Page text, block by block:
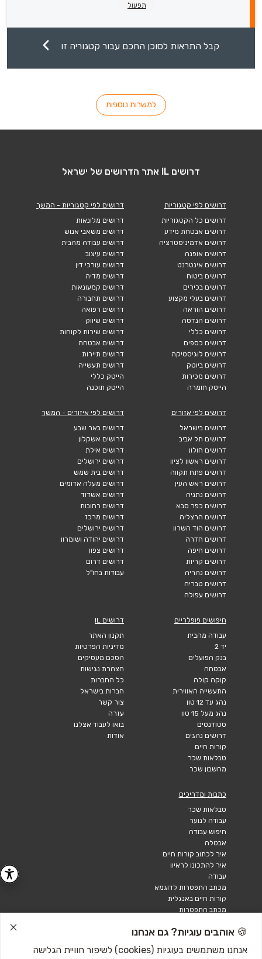
תפעול
קבל התראות לסוכן החכם עבור קטגוריה זו
למשרות נוספות
דרושים IL אתר הדרושים של ישראל
דרושים לפי קטגוריות
דרושים כל הקטגוריות
דרושים אבטחת מידע
דרושים אדמיניסטרציה
דרושים אופנה
דרושים אינטרנט
דרושים ביטוח
דרושים בכירים
דרושים בעלי מקצוע
דרושים הוראה
דרושים הנדסה
דרושים כללי
דרושים כספים
דרושים לוגיסטיקה
דרושים ביוטק
דרושים מכירות
הייטק חומרה
דרושים לפי קטגוריות - המשך
דרושים מלונאות
דרושים משאבי אנוש
דרושים עבודה מהבית
דרושים עיצוב
דרושים עורכי דין
דרושים מדיה
דרושים קמעונאות
דרושים תחבורה
דרושים רפואה
דרושים שיווק
דרושים שירות לקוחות
דרושים אבטחה
דרושים תיירות
דרושים תעשייה
הייטק כללי
הייטק תוכנה
דרושים לפי אזורים
דרושים בישראל
דרושים תל אביב
דרושים חולון
דרושים ראשון לציון
דרושים פתח תקווה
דרושים ראש העין
דרושים נתניה
דרושים כפר סבא
דרושים הרצליה
דרושים הוד השרון
דרושים חדרה
דרושים חיפה
דרושים קריות
דרושים נהריה
דרושים טבריה
דרושים עפולה
דרושים לפי איזורים - המשך
דרושים באר שבע
דרושים אשקלון
דרושים אילת
דרושים ירושלים
דרושים בית שמש
דרושים מעלה אדומים
דרושים אשדוד
דרושים רחובות
דרושים מרכז
דרושים ירושלים
דרושים יהודה ושומרון
דרושים צפון
דרושים דרום
עבודות בחו"ל
חיפושים פופלריים
עבודה מהבית
יד 2
בנק הפועלים
אבטחה
קוקה קולה
התעשייה האווירית
נהג עד 12 טון
נהג מעל 15 טון
סטודנטים
דרושים נהגים
קורות חיים
טבלאות שכר
מחשבון שכר
דרושים IL
תקנון האתר
מדיניות הפרטיות
הסכם מעסיקים
הצהרת נגישות
כל החברות
חברות בישראל
צור קשר
עזרה
בואו לעבוד אצלנו
אודות
כתבות ומדריכים
טבלאות שכר
עבודה לנוער
חיפוש עבודה
אבטלה
איך לכתוב קורות חיים
איך להתכונן לראיון
עבודה
מכתב התפטרות לדוגמא
קורות חיים באנגלית
מכתב התפטרות
🍪 אוהבים עוגיות? גם אנחנו
אנחנו משתמשים בעוגיות (cookies) לשיפור חוויית הגלישה